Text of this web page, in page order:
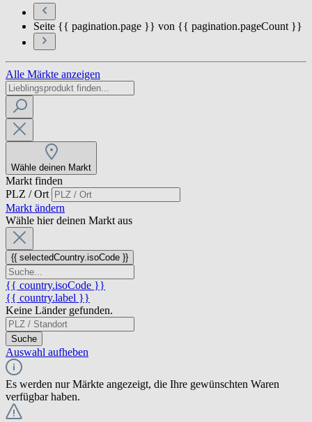
Seite {{ pagination.page }} von {{ pagination.pageCount }}
Alle Märkte anzeigen
Wähle deinen Markt
Markt finden
PLZ / Ort
Markt ändern
Wähle hier deinen Markt aus
{{ selectedCountry.isoCode }}
{{ country.isoCode }}
{{ country.label }}
Keine Länder gefunden.
Suche
Auswahl aufheben
Es werden nur Märkte angezeigt, die Ihre gewünschten Waren
verfügbar haben.